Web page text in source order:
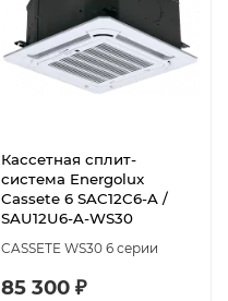
Кассетная сплит-
система Energolux
Cassete 6 SAC12C6-A /
SAU12U6-A-WS30
CASSETE WS30 6 серии
85 300 ₽